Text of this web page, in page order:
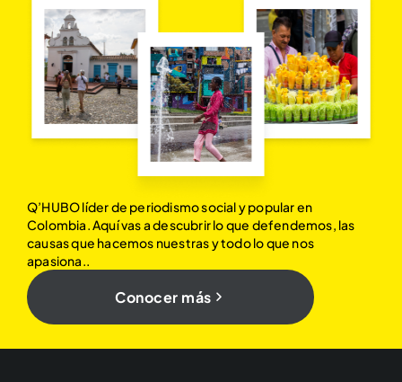
Q’HUBO líder de periodismo social y popular en
Colombia. Aquí vas a descubrir lo que defendemos, las
causas que hacemos nuestras y todo lo que nos
apasiona..
Conocer más